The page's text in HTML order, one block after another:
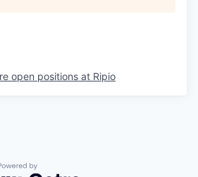
open positions at Ripio
by Getro.com